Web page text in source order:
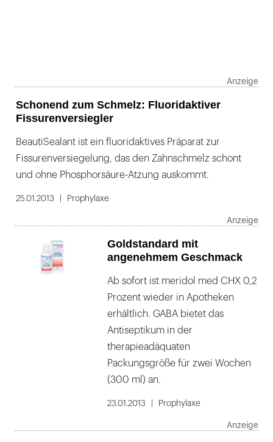
Schonend zum Schmelz: Fluoridaktiver
Fissurenversiegler
BeautiSealant ist ein fluoridaktives Präparat zur
Fissurenversiegelung, das den Zahnschmelz schont
und ohne Phosphorsäure-Atzung auskommt.
25.01.2013 Prophylaxe
Goldstandard mit
angenehmem Geschmack
Ab sofort ist meridol med CHX 0,2
Prozent wieder in Apotheken
erhältlich. GABA bietet das
Antiseptikum in der
therapieadäquaten
Packungsgröße für zwei Wochen
(300 ml) an.
23.01.2013 Prophylaxe